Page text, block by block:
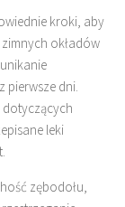
kroki, aby
okładów
pierwsze dni.
dotyczących
leki
zębodołu,